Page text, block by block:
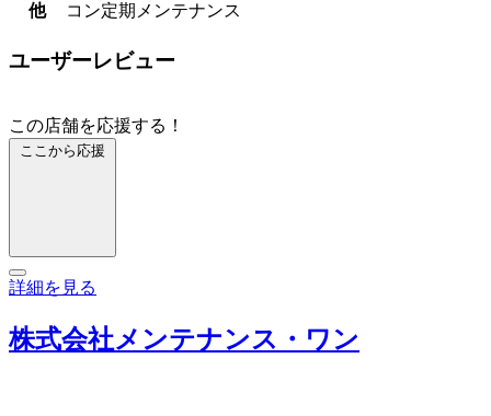
他
コン定期メンテナンス
ユーザーレビュー
この店舗を応援する！
ここから応援
詳細を見る
株式会社メンテナンス・ワン